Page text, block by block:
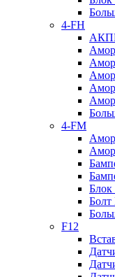
4-FH
4-FM
Блок
Болт
F12